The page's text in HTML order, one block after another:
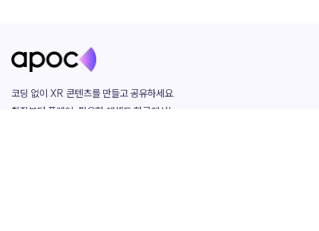
코딩 없이 XR 콘텐츠를 만들고 공유하세요.
창작부터 플레이, 필요한 애셋도 한곳에서!